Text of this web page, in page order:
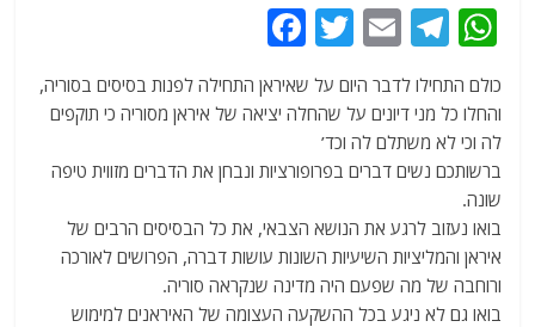
W
at
s
A
p
p
T
el
e
g
ra
m
E
ai
l
T
w
itt
c
b
o
o
k
כולם התחילו לדבר היום על שאיראן התחילה לפנות בסיסים בסוריה,
והחלו כל מני דיונים על שהחלה יציאה של איראן מסוריה כי תוקפים
לה וכי לא משתלם לה וכד’
ברשותכם נשים דברים בפרופורציות ונבחן את הדברים מזווית טיפה
שונה.
בואו נעזוב לרגע את הנושא הצבאי, את כל הבסיסים הרבים של
איראן והמליציות השיעיות השונות עושות דברה, הפרושים לאורכה
ורוחבה של מה שפעם היה מדינה שנקראה סוריה.
בואו גם לא ניגע בכל ההשקעה העצומה של האיראנים למימוש